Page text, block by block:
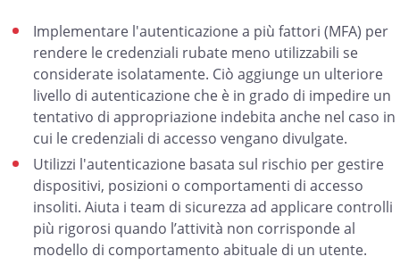
Implementare l'autenticazione a più fattori (MFA) per
rendere le credenziali rubate meno utilizzabili se
considerate isolatamente. Ciò aggiunge un ulteriore
livello di autenticazione che è in grado di impedire un
tentativo di appropriazione indebita anche nel caso in
cui le credenziali di accesso vengano divulgate.
Utilizzi l'autenticazione basata sul rischio per gestire
dispositivi, posizioni o comportamenti di accesso
insoliti. Aiuta i team di sicurezza ad applicare controlli
più rigorosi quando l’attività non corrisponde al
modello di comportamento abituale di un utente.